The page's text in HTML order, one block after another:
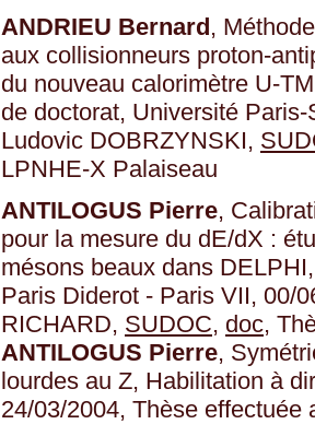
ANDRIEU Bernard,
aux collisionneurs proton-
du nouveau calorimètre U-
de doctorat, Université
Ludovic DOBRZYNSKI,
LPNHE-X Palaiseau
ANTILOGUS Pierre,
pour la mesure du dE/dX :
mésons beaux dans
Paris Diderot - Paris VII, 00/
RICHARD, SUDOC, doc,
ANTILOGUS Pierre,
lourdes au Z, Habilitation à
24/03/2004, Thèse effectuée